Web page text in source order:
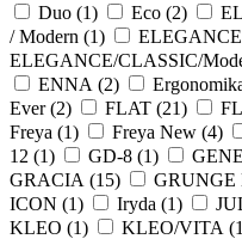
Duo (1) Eco (2)
/ Modern (1)
ELEGANCE/CLASSIC/
ENNA (2)
Ever (2) FLAT (21)
Freya (1) Freya New (4)
12 (1) GD-8 (1)
GRACIA (15) GRUNGE
ICON (1) Iryda (1)
KLEO (1) KLEO/VITA (1